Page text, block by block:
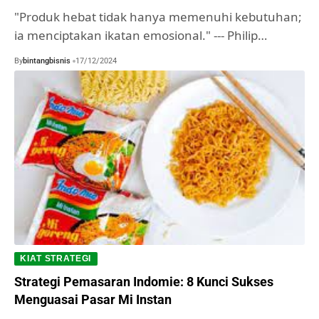
"Produk hebat tidak hanya memenuhi kebutuhan;
ia menciptakan ikatan emosional." --- Philip…
Bybintangbisnis 17/12/2024
KIAT STRATEGI
Strategi Pemasaran Indomie: 8 Kunci Sukses
Menguasai Pasar Mi Instan